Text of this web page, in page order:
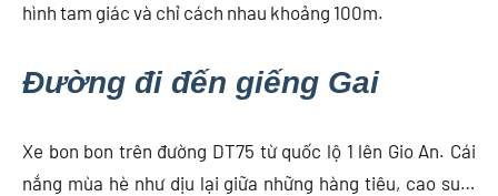
hình tam giác và chỉ cách nhau khoảng 100m.
Đường đi đến giếng Gai
Xe bon bon trên đường DT75 từ quốc lộ 1 lên Gio An. Cái
nắng mùa hè như dịu lại giữa những hàng tiêu, cao su…